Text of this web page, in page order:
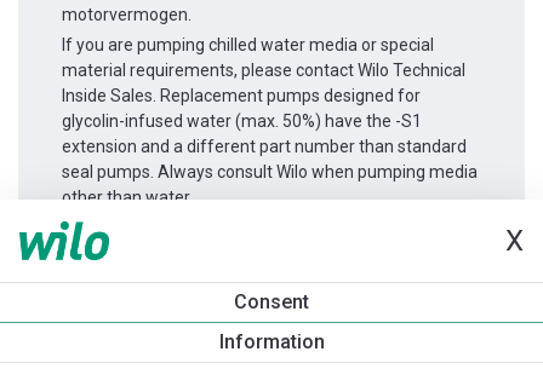
X
Consent
Information
motorvermogen.
If you are pumping chilled water media or special
material requirements, please contact Wilo Technical
Inside Sales. Replacement pumps designed for
glycolin-infused water (max. 50%) have the -S1
extension and a different part number than standard
seal pumps. Always consult Wilo when pumping media
other than water.
Productinformatie
Atmos GIGA-B 80/160-30/2